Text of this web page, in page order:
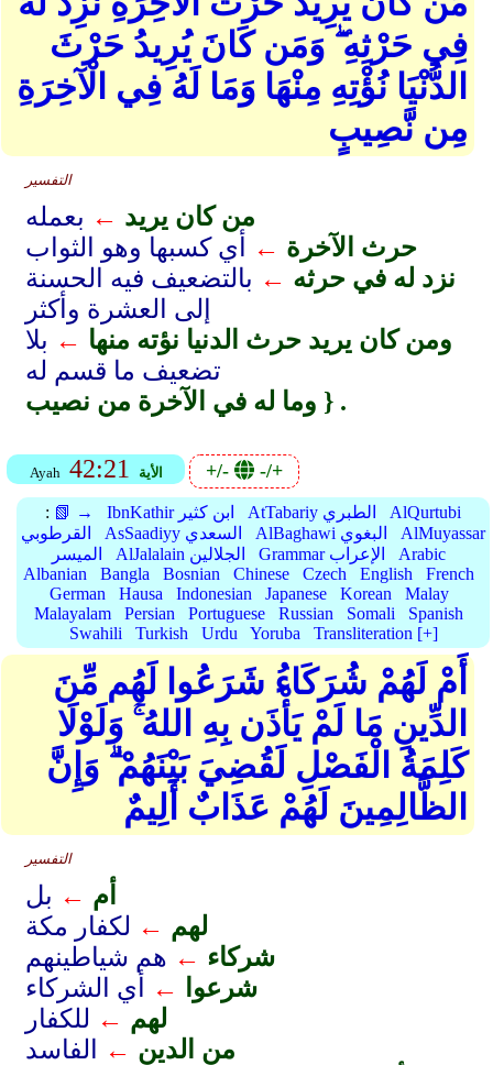
فِي حَرْثِهِ ۖ وَمَن كَانَ يُرِيدُ حَرْثَ
الدُّنْيَا نُؤْتِهِ مِنْهَا وَمَا لَهُ فِي الْآخِرَةِ
مِن نَّصِيبٍ
التفسير
من كان يريد ← بعمله
حرث الآخرة ←
أي كسبها وهو الثواب
نزد له في حرثه ← بالتضعيف فيه الحسنة
إلى العشرة وأكثر
ومن كان يريد حرث الدنيا نؤته منها ← بلا
تضعيف ما قسم له
وما له في الآخرة من نصيب } .
Ayah 42:21 الأية +/- -/+
: 📗 → IbnKathir ابن كثير AtTabariy الطبري
AlQurtubi
القرطوبي
AsSaadiyy السعدي AlBaghawi البغوي
AlMuyassar
الميسر
AlJalalain الجلالين Grammar الإعراب
Arabic
Albanian
Bangla Bosnian Chinese Czech English
French
German
Hausa Indonesian Japanese Korean
Malay
Malayalam
Persian Portuguese Russian Somali
Spanish
Swahili
Turkish Urdu Yoruba Transliteration [+]
أَمْ لَهُمْ شُرَكَاءُ شَرَعُوا لَهُم مِّنَ
الدِّينِ مَا لَمْ يَأْذَن بِهِ اللهُ ۚ وَلَوْلَا
كَلِمَةُ الْفَصْلِ لَقُضِيَ بَيْنَهُمْ ۗ وَإِنَّ
الظَّالِمِينَ لَهُمْ عَذَابٌ أَلِيمٌ
التفسير
أم ← بل
لهم ← لكفار مكة
شركاء ← هم شياطينهم
شرعوا
←
أي الشركاء
لهم ← للكفار
من الدين ←
الفاسد